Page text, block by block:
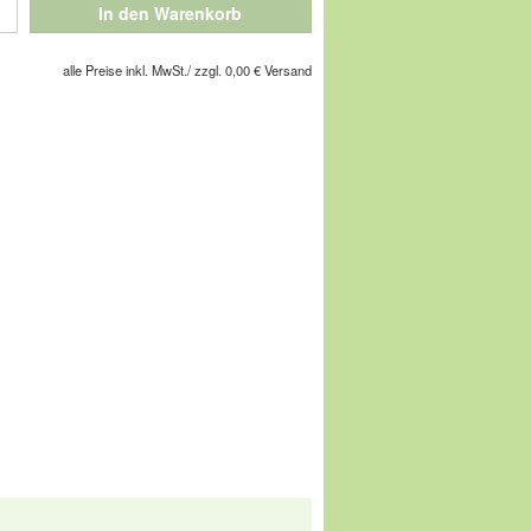
den ganzen Schuh flexibel.
In den Warenkorb
alle Preise inkl. MwSt./ zzgl. 0,00 € Versand